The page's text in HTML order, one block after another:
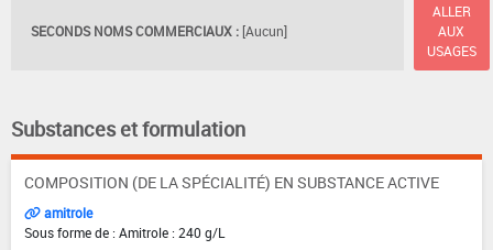
SECONDS NOMS COMMERCIAUX : [Aucun]
ALLER
AUX
USAGES
Substances et formulation
COMPOSITION (DE LA SPÉCIALITÉ) EN SUBSTANCE ACTIVE
amitrole
Sous forme de : Amitrole : 240 g/L